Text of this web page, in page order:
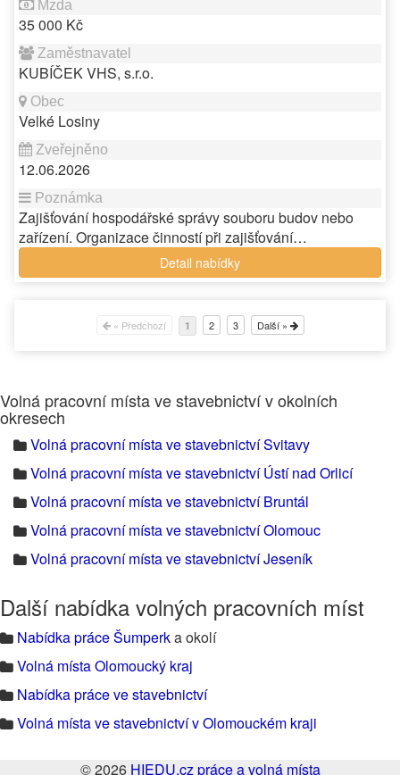
35 000 Kč
KUBÍČEK VHS, s.r.o.
Velké Losiny
12.06.2026
Zajišťování hospodářské správy souboru budov nebo
zařízení. Organizace činností při zajišťování…
Detail nabídky
« Předchozí 1 2 3 Další »
Volná pracovní místa ve stavebnictví v okolních
okresech
Volná pracovní místa ve stavebnictví Svitavy
Volná pracovní místa ve stavebnictví Ústí nad Orlicí
Volná pracovní místa ve stavebnictví Bruntál
Volná pracovní místa ve stavebnictví Olomouc
Volná pracovní místa ve stavebnictví Jeseník
Další nabídka volných pracovních míst
Nabídka práce Šumperka okolí
Volná místa Olomoucký kraj
Nabídka práce ve stavebnictví
Volná místa ve stavebnictví v Olomouckém kraji
© 2026 HIEDU.cz práce a volná místa